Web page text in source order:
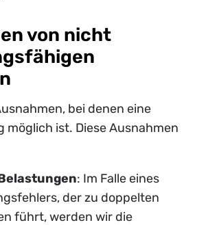
von nicht
bei denen eine
möglich ist. Diese Ausnahmen
: Im Falle eines
der zu doppelten
führt, werden wir die